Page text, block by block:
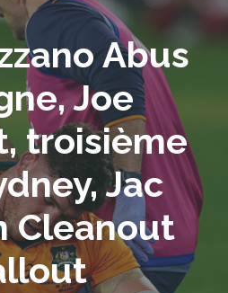
Abus
Joe
troisième
Jac
Cleanout